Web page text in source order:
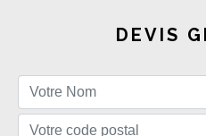
DEVIS